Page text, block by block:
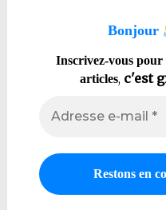
Bonjour
Inscrivez-vous pour
articles, c'est